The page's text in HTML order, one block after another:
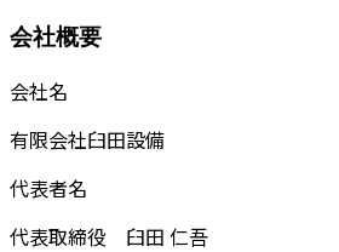
会社概要
会社名
有限会社臼田設備
代表者名
代表取締役 臼田 仁吾